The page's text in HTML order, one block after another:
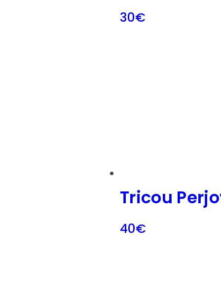
30€
Tricou
40€